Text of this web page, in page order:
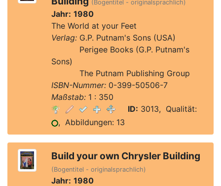
(Bogentitel - originalsprachlich)
Jahr: 1980
The World at your Feet
Verlag:G.P. Putnam's Sons (USA)
Perigee Books (G.P. Putnam's
Sons)
The Putnam Publishing Group
ISBN-Nummer:0-399-50506-7
Maßstab:1 : 350
ID: 3013, Qualität:
, Abbildungen: 13
Build your own Chrysler Building
(Bogentitel - originalsprachlich)
Jahr: 1980